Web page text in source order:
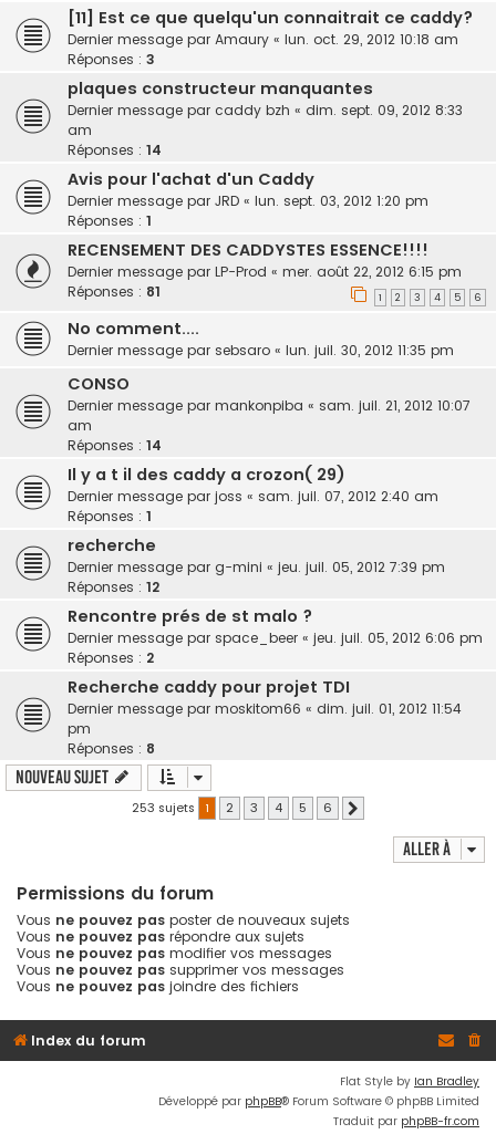
[11] Est ce que quelqu'un connaitrait ce caddy?
Dernier message par Amaury « lun. oct. 29, 2012 10:18 am
Réponses : 3
plaques constructeur manquantes
Dernier message par caddy bzh « dim. sept. 09, 2012 8:33
am
Réponses : 14
Avis pour l'achat d'un Caddy
Dernier message par JRD « lun. sept. 03, 2012 1:20 pm
Réponses : 1
RECENSEMENT DES CADDYSTES ESSENCE!!!!
Dernier message par LP-Prod « mer. août 22, 2012 6:15 pm
Réponses : 81 1 2 3 4 5 6
No comment....
Dernier message par sebsaro « lun. juil. 30, 2012 11:35 pm
CONSO
Dernier message par mankonpiba « sam. juil. 21, 2012 10:07
am
Réponses : 14
Il y a t il des caddy a crozon( 29)
Dernier message par joss « sam. juil. 07, 2012 2:40 am
Réponses : 1
recherche
Dernier message par g-mini « jeu. juil. 05, 2012 7:39 pm
Réponses : 12
Rencontre prés de st malo ?
Dernier message par space_beer « jeu. juil. 05, 2012 6:06 pm
Réponses : 2
Recherche caddy pour projet TDI
Dernier message par moskitom66 « dim. juil. 01, 2012 11:54
pm
Réponses : 8
Nouveau sujet
253 sujets 1 2 3 4 5 6
Aller à
Permissions du forum
Vous ne pouvez pas poster de nouveaux sujets
Vous ne pouvez pas répondre aux sujets
Vous ne pouvez pas modifier vos messages
Vous ne pouvez pas supprimer vos messages
Vous ne pouvez pas joindre des fichiers
Index du forum
Flat Style by Ian Bradley
Développé par phpBB® Forum Software © phpBB Limited
Traduit par phpBB-fr.com